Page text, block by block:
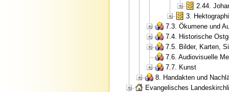
2.44.
3.
7.3. Ökumene und
7.4. Historische
7.5. Bilder, Karten,
7.6. Audiovisuelle
7.7. Kunst
8. Handakten und
Evangelisches